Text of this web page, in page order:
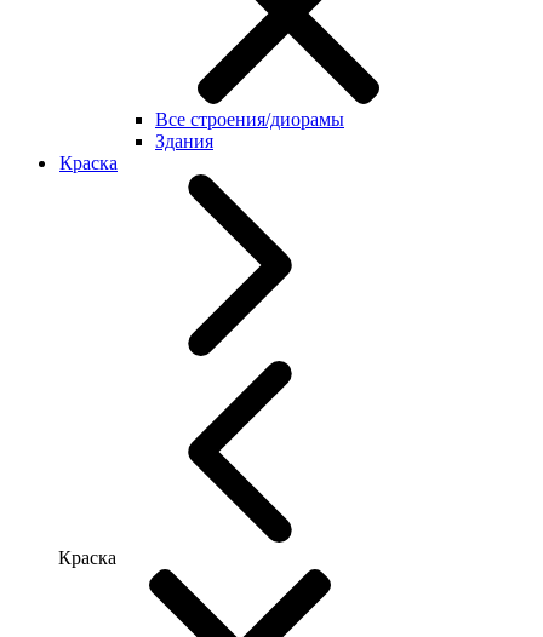
Все строения/диорамы
Здания
Краска
Краска